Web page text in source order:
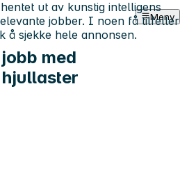
Meny
med
ut av kunstig intelligens
jobber. I noen få tilfeller
å sjekke hele annonsen.